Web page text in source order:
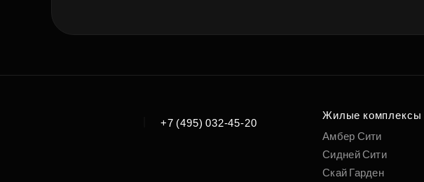
+7 (495) 032-45-20
Жилые комплексы
Амбер Сити
Сидней Сити
Скай Гарден